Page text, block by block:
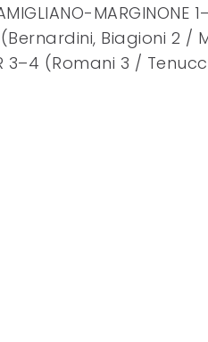
(Bernardini, Biagioni 2 /
3–4 (Romani 3 /